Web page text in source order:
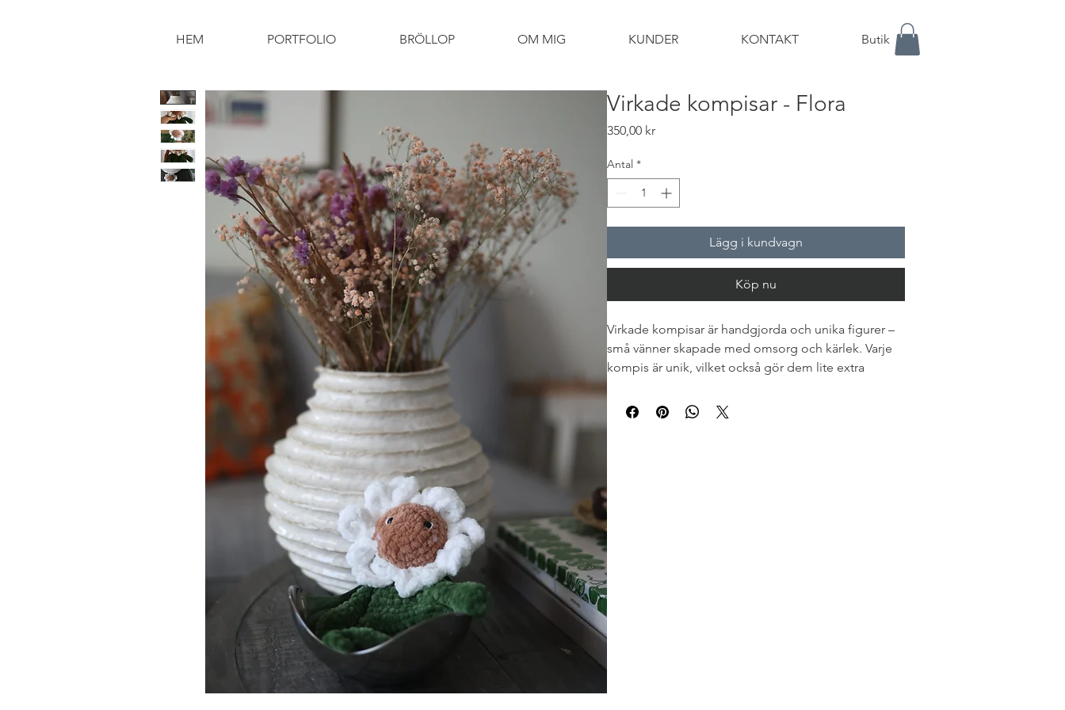
HEM PORTFOLIO BRÖLLOP OM MIG KUNDER KONTAKT Butik
Virkade kompisar - Flora
350,00 krPris
Antal *
Lägg i kundvagn
Köp nu
Virkade kompisar är handgjorda och unika figurer –
små vänner skapade med omsorg och kärlek. Varje
kompis är unik, vilket också gör dem lite extra
Observera att de inte är anpassade för barn som